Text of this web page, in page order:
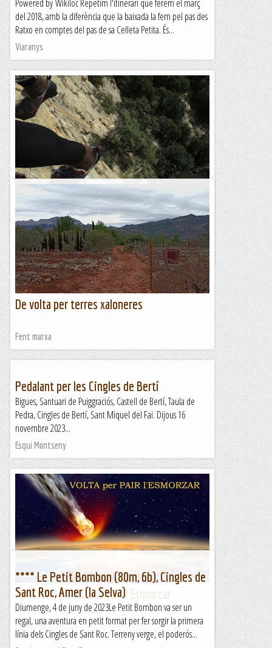
Powered by Wikiloc Repetim l'itinerari que férem el març
del 2018, amb la diferència que la baixada la fem pel pas des
Ratxo en comptes del pas de sa Celleta Petita. És...
Viaranys
Cor de Lleó als Cingles d'Oriola.
La comarca és un refugi de solitud fins i tot quan la tempesta
humana que representa el pont de la Puríssima assola les
muntanyes colindants. Avui, hem trobat aquesta bonica...
Romàntic Guerrer
De volta per terres xaloneres
Fent marxa
Pedalant per les Cingles de Bertí
Bigues, Santuari de Puiggraciós, Castell de Bertí, Taula de
Pedra, Cingles de Bertí, Sant Miquel del Fai. Dijous 16
novembre 2023...
Esqui Montseny
Monistrol ; Volta per pair l'Esmorzar
&nb...
Kimisades
**** Le Petit Bombon (80m, 6b), Cingles de
Sant Roc, Amer (la Selva)
Diumenge, 4 de juny de 2023Le Petit Bombon va ser un
regal, una aventura en petit format per fer sorgir la primera
línia dels Cingles de Sant Roc. Terreny verge, el poderós...